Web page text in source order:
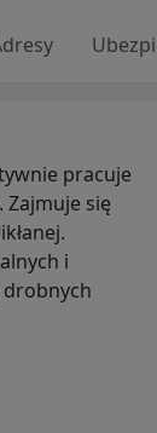
pracuje
się
i